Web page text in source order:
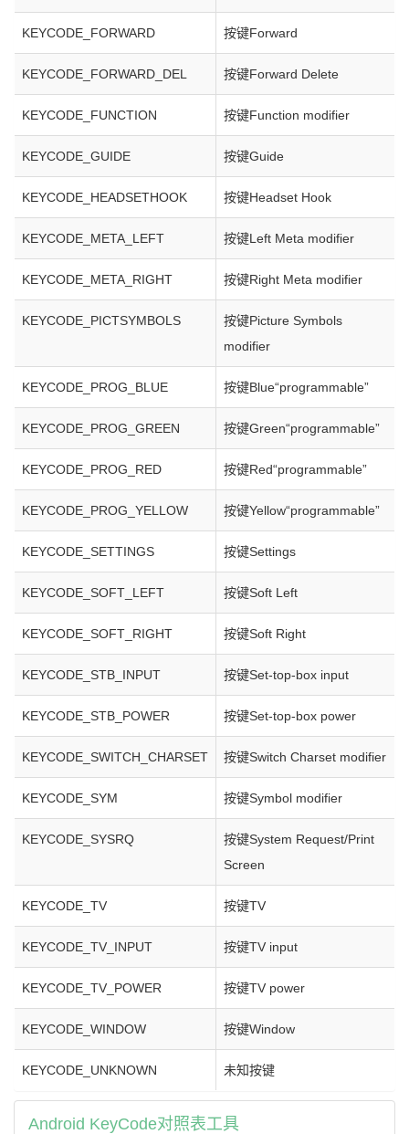
KEYCODE_FORWARD 按键Forward
KEYCODE_FORWARD_DEL 按键Forward Delete
KEYCODE_FUNCTION 按键Function modifier
KEYCODE_GUIDE 按键Guide
KEYCODE_HEADSETHOOK 按键Headset Hook
KEYCODE_META_LEFT 按键Left Meta modifier
KEYCODE_META_RIGHT 按键Right Meta modifier
KEYCODE_PICTSYMBOLS
按键Picture Symbols
modifier
KEYCODE_PROG_BLUE 按键Blue“programmable”
KEYCODE_PROG_GREEN 按键Green“programmable”
KEYCODE_PROG_RED 按键Red“programmable”
KEYCODE_PROG_YELLOW 按键Yellow“programmable”
KEYCODE_SETTINGS 按键Settings
KEYCODE_SOFT_LEFT 按键Soft Left
KEYCODE_SOFT_RIGHT 按键Soft Right
KEYCODE_STB_INPUT 按键Set-top-box input
KEYCODE_STB_POWER 按键Set-top-box power
KEYCODE_SWITCH_CHARSET 按键Switch Charset modifier
KEYCODE_SYM 按键Symbol modifier
KEYCODE_SYSRQ
按键System Request/Print
Screen
KEYCODE_TV 按键TV
KEYCODE_TV_INPUT 按键TV input
KEYCODE_TV_POWER 按键TV power
KEYCODE_WINDOW 按键Window
KEYCODE_UNKNOWN 未知按键
Android KeyCode对照表工具